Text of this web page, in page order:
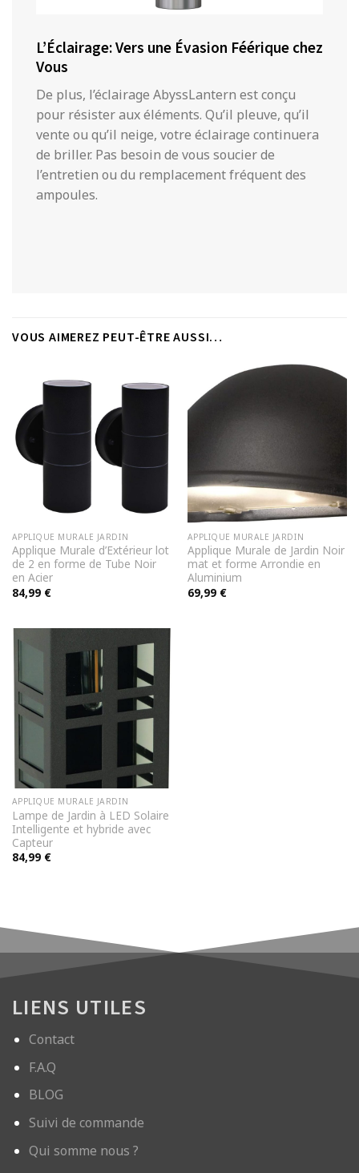
L’Éclairage: Vers une Évasion Féérique chez
Vous
De plus, l’éclairage AbyssLantern est conçu
pour résister aux éléments. Qu’il pleuve, qu’il
vente ou qu’il neige, votre éclairage continuera
de briller. Pas besoin de vous soucier de
l’entretien ou du remplacement fréquent des
ampoules.
VOUS AIMEREZ PEUT-ÊTRE AUSSI…
APPLIQUE MURALE JARDIN
Applique Murale d’Extérieur lot
de 2 en forme de Tube Noir
en Acier
84,99 €
APPLIQUE MURALE JARDIN
Applique Murale de Jardin Noir
mat et forme Arrondie en
Aluminium
69,99 €
APPLIQUE MURALE JARDIN
Lampe de Jardin à LED Solaire
Intelligente et hybride avec
Capteur
84,99 €
LIENS UTILES
Contact
F.A.Q
BLOG
Suivi de commande
Qui somme nous ?